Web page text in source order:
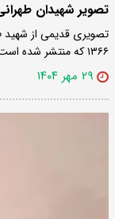
تصویر شهیدان
تصویری قدیمی از
۱۳۶۶ که منتشر شده است.
۲۹ مهر ۱۴۰۴